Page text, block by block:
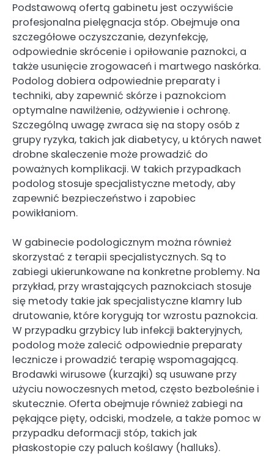
Podstawową ofertą gabinetu jest oczywiście
profesjonalna pielęgnacja stóp. Obejmuje ona
szczegółowe oczyszczanie, dezynfekcję,
odpowiednie skrócenie i opiłowanie paznokci, a
także usunięcie zrogowaceń i martwego naskórka.
Podolog dobiera odpowiednie preparaty i
techniki, aby zapewnić skórze i paznokciom
optymalne nawilżenie, odżywienie i ochronę.
Szczególną uwagę zwraca się na stopy osób z
grupy ryzyka, takich jak diabetycy, u których nawet
drobne skaleczenie może prowadzić do
poważnych komplikacji. W takich przypadkach
podolog stosuje specjalistyczne metody, aby
zapewnić bezpieczeństwo i zapobiec
powikłaniom.
W gabinecie podologicznym można również
skorzystać z terapii specjalistycznych. Są to
zabiegi ukierunkowane na konkretne problemy. Na
przykład, przy wrastających paznokciach stosuje
się metody takie jak specjalistyczne klamry lub
drutowanie, które korygują tor wzrostu paznokcia.
W przypadku grzybicy lub infekcji bakteryjnych,
podolog może zalecić odpowiednie preparaty
lecznicze i prowadzić terapię wspomagającą.
Brodawki wirusowe (kurzajki) są usuwane przy
użyciu nowoczesnych metod, często bezboleśnie i
skutecznie. Oferta obejmuje również zabiegi na
pękające pięty, odciski, modzele, a także pomoc w
przypadku deformacji stóp, takich jak
płaskostopie czy paluch koślawy (halluks).